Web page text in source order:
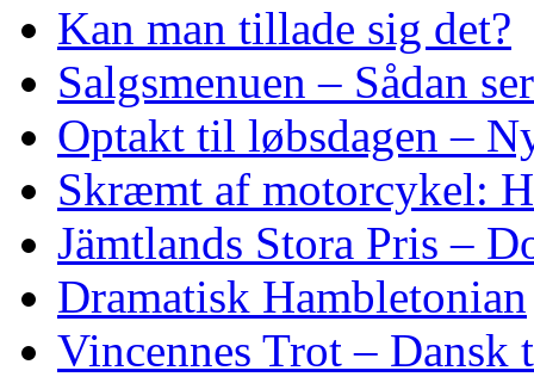
Kan man tillade sig det?
Salgsmenuen – Sådan
Optakt til løbsdagen –
Skræmt af motorcykel:
Jämtlands Stora Pris –
Dramatisk Hambletonian
Vincennes Trot –